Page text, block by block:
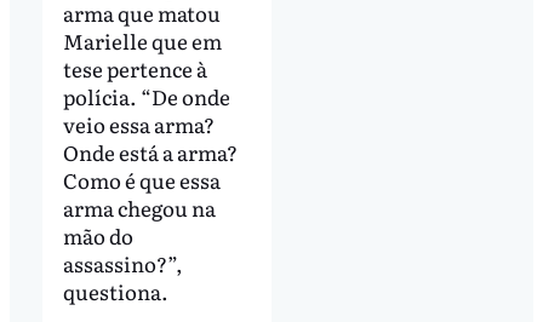
arma que matou
Marielle que em
tese pertence à
polícia. “De onde
veio essa arma?
Onde está a arma?
Como é que essa
arma chegou na
mão do
assassino?”,
questiona.